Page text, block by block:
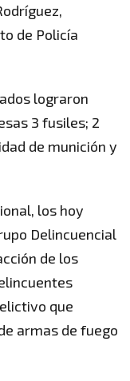
de Policía
lograron
3 fusiles; 2
de munición y
los hoy
Delincuencial
de los
que
armas de fuego